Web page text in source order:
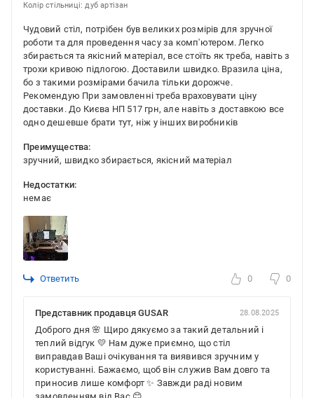
Колір стільниці: дуб артізан
Чудовий стіл, потрібен був великих розмірів для зручної
роботи та для проведення часу за комп'ютером. Легко
збирається та якісний матеріал, все стоїть як треба, навіть з
трохи кривою підлогою. Доставили швидко. Вразила ціна,
бо з такими розмірами бачила тільки дорожче.
Рекомендую При замовленні треба враховувати ціну
доставки. До Києва НП 517 грн, але навіть з доставкою все
одно дешевше брати тут, ніж у інших виробників
Преимущества:
зручний, швидко збирається, якісний матеріал
Недостатки:
немає
Ответить 0 0
Представник продавця GUSAR 28.08.2025
Доброго дня 🌸 Щиро дякуємо за такий детальний і
теплий відгук 💛 Нам дуже приємно, що стіл
виправдав Ваші очікування та виявився зручним у
користуванні. Бажаємо, щоб він служив Вам довго та
приносив лише комфорт ✨ Завжди раді новим